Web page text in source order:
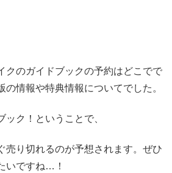
クのガイドブックの予約はどこでで
の情報や特典情報についてでした。
ク！ということで、
売り切れるのが予想されます。ぜひ
いですね…！